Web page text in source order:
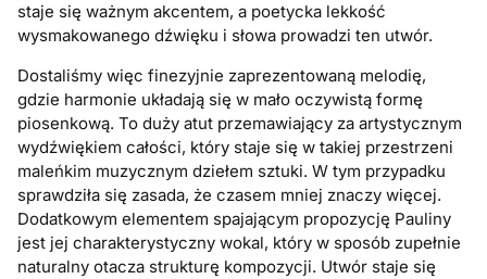
staje się ważnym akcentem, a poetycka lekkość
wysmakowanego dźwięku i słowa prowadzi ten utwór.
Dostaliśmy więc finezyjnie zaprezentowaną melodię,
gdzie harmonie układają się w mało oczywistą formę
piosenkową. To duży atut przemawiający za artystycznym
wydźwiękiem całości, który staje się w takiej przestrzeni
maleńkim muzycznym dziełem sztuki. W tym przypadku
sprawdziła się zasada, że czasem mniej znaczy więcej.
Dodatkowym elementem spajającym propozycję Pauliny
jest jej charakterystyczny wokal, który w sposób zupełnie
naturalny otacza strukturę kompozycji. Utwór staje się